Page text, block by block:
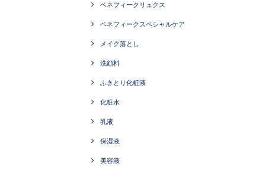
ベネフィークリュクス
ベネフィークスペシャルケア
メイク落とし
洗顔料
ふきとり化粧液
化粧水
乳液
保湿液
美容液